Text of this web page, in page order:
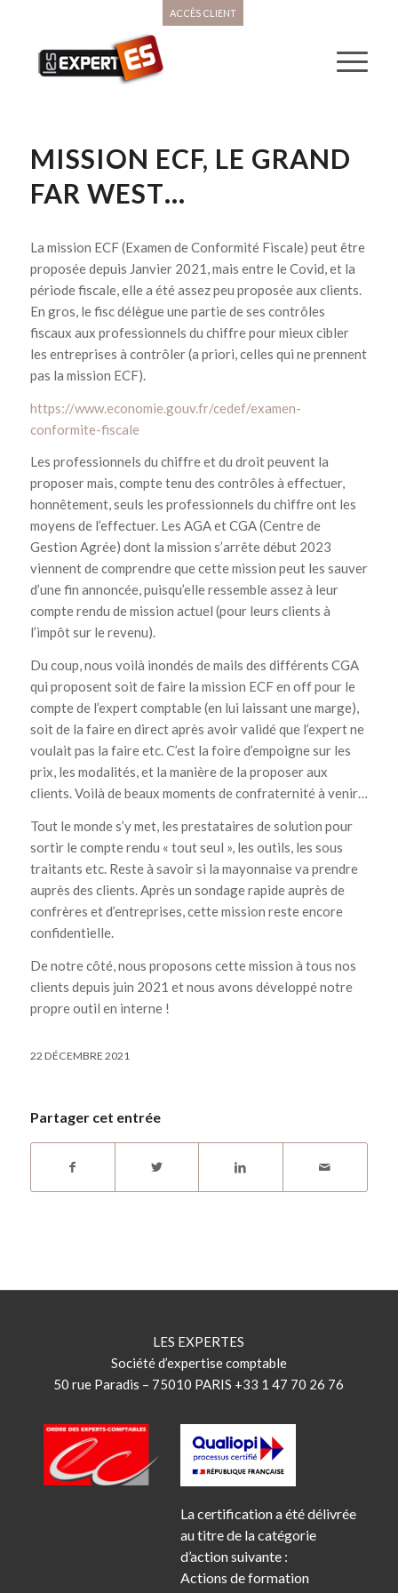
ACCÈS CLIENT
MISSION ECF, LE GRAND
FAR WEST…
La mission ECF (Examen de Conformité Fiscale) peut être
proposée depuis Janvier 2021, mais entre le Covid, et la
période fiscale, elle a été assez peu proposée aux clients.
En gros, le fisc délègue une partie de ses contrôles
fiscaux aux professionnels du chiffre pour mieux cibler
les entreprises à contrôler (a priori, celles qui ne prennent
pas la mission ECF).
https://www.economie.gouv.fr/cedef/examen-
conformite-fiscale
Les professionnels du chiffre et du droit peuvent la
proposer mais, compte tenu des contrôles à effectuer,
honnêtement, seuls les professionnels du chiffre ont les
moyens de l’effectuer. Les AGA et CGA (Centre de
Gestion Agrée) dont la mission s’arrête début 2023
viennent de comprendre que cette mission peut les sauver
d’une fin annoncée, puisqu’elle ressemble assez à leur
compte rendu de mission actuel (pour leurs clients à
l’impôt sur le revenu).
Du coup, nous voilà inondés de mails des différents CGA
qui proposent soit de faire la mission ECF en off pour le
compte de l’expert comptable (en lui laissant une marge),
soit de la faire en direct après avoir validé que l’expert ne
voulait pas la faire etc. C’est la foire d’empoigne sur les
prix, les modalités, et la manière de la proposer aux
clients. Voilà de beaux moments de confraternité à venir…
Tout le monde s’y met, les prestataires de solution pour
sortir le compte rendu « tout seul », les outils, les sous
traitants etc. Reste à savoir si la mayonnaise va prendre
auprès des clients. Après un sondage rapide auprès de
confrères et d’entreprises, cette mission reste encore
confidentielle.
De notre côté, nous proposons cette mission à tous nos
clients depuis juin 2021 et nous avons développé notre
propre outil en interne !
22 DÉCEMBRE 2021
Partager cet entrée
LES EXPERTES
Société d’expertise comptable
50 rue Paradis – 75010 PARIS +33 1 47 70 26 76
La certification a été délivrée
au titre de la catégorie
d’action suivante :
Actions de formation